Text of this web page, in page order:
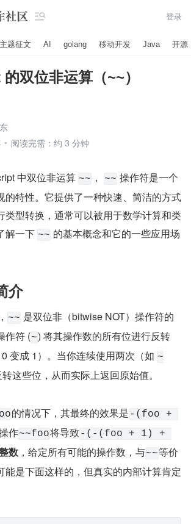
 登录
主题征文 AI golang 移动开发 Java 开源
双位非运算（~~）
阅读完需：约 3 分钟
中双位非运算 ~~ ， ~~ 操作符是一个
的特性。它提供了一种快速、简洁的方式
类型转换，通常可以被用于数学计算和类
解一下 ~~ 的基本概念和它的一些应用场
介
~~ 是双位非（bitwise NOT）操作符的
作符 (~) 将其操作数的所有位进行反转
0 变成 1）。当你连续使用两次（如 ~
这些位，从而实际上返回原始值。
的情况下，其最终的效果是 -(foo +
作~~foo将导致-(-(foo + 1) +
数 ，给定所有可能的操作数，与~~等价
能是下面这样的，但真实的内部计算肯定